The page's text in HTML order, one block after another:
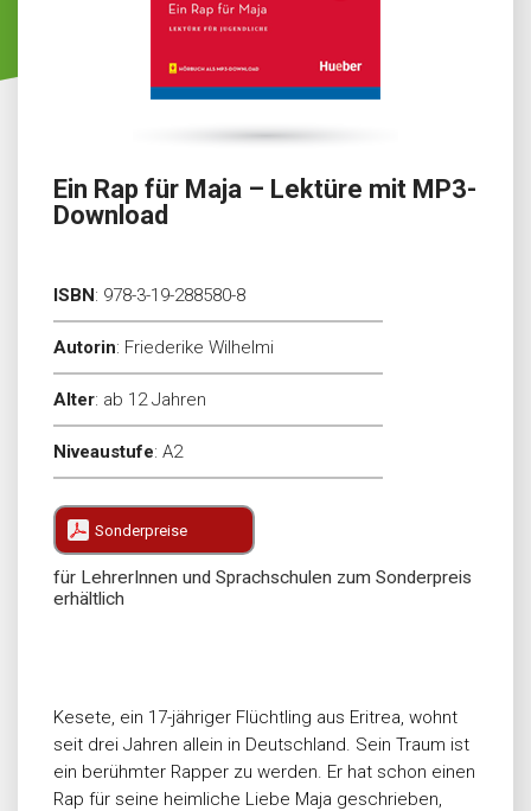
Ein Rap für Maja – Lektüre mit MP3-
Download
ISBN: 978-3-19-288580-8
Autorin: Friederike Wilhelmi
Alter: ab 12 Jahren
Niveaustufe: A2
Sonderpreise
für LehrerInnen und Sprachschulen zum Sonderpreis
erhältlich
Kesete, ein 17-jähriger Flüchtling aus Eritrea, wohnt
seit drei Jahren allein in Deutschland. Sein Traum ist
ein berühmter Rapper zu werden. Er hat schon einen
Rap für seine heimliche Liebe Maja geschrieben,